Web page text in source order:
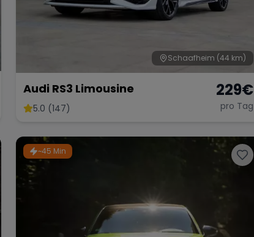
Schaafheim (44 km)
Audi RS3 Limousine
5.0 (147)
229€
pro Tag
~45 Min